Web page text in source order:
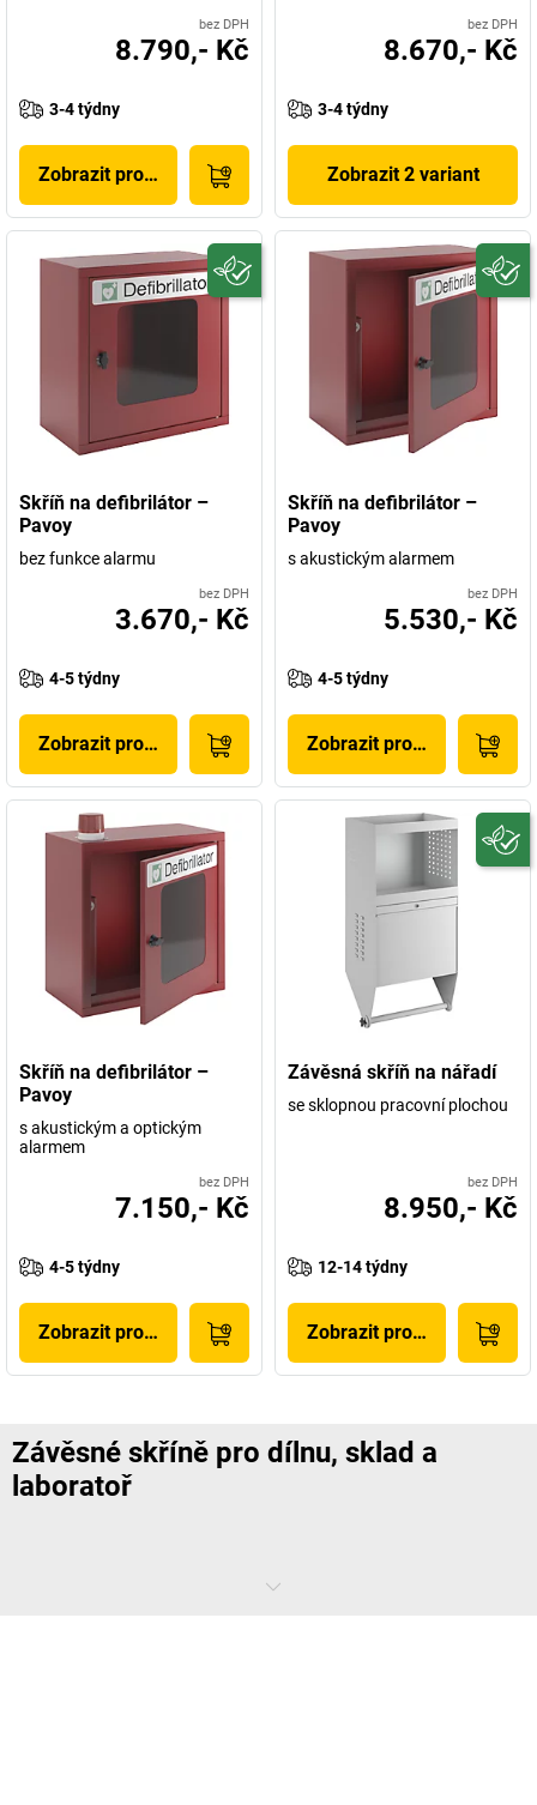
bez DPH
8.790,- Kč
3-4 týdny
Zobrazit produkt
bez DPH
8.670,- Kč
3-4 týdny
Zobrazit 2 variant
Skříň na defibrilátor –
Pavoy
bez funkce alarmu
bez DPH
3.670,- Kč
4-5 týdny
Zobrazit produkt
Skříň na defibrilátor –
Pavoy
s akustickým alarmem
bez DPH
5.530,- Kč
4-5 týdny
Zobrazit produkt
Skříň na defibrilátor –
Pavoy
s akustickým a optickým
alarmem
bez DPH
7.150,- Kč
4-5 týdny
Zobrazit produkt
Závěsná skříň na nářadí
se sklopnou pracovní plochou
bez DPH
8.950,- Kč
12-14 týdny
Zobrazit produkt
Závěsné skříně pro dílnu, sklad a
laboratoř
Dole je již všechno zaplněno? Využijte místo ve výšce. Se závěsnými